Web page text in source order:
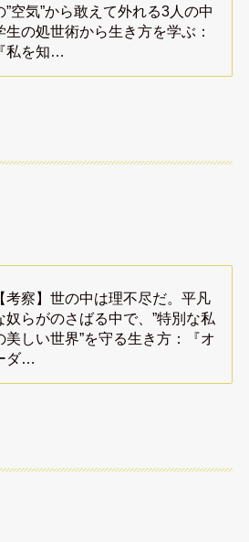
”空気”から敢えて外れる3人の中
生の処世術から生き方を学ぶ：
『私を知…
【考察】世の中は理不尽だ。平凡
奴らがのさばる中で、”特別な私
美しい世界”を守る生き方：『オ
ダ…